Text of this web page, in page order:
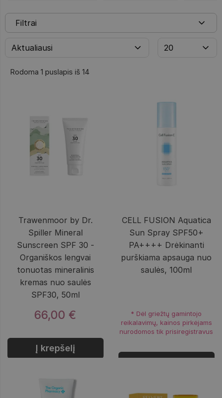
Rodoma 1 puslapis iš 14
Filtrai
Trawenmoor by Dr.
Spiller Mineral
Sunscreen SPF 30 -
Organiškos lengvai
tonuotas mineralinis
kremas nuo saulės
SPF30, 50ml
66,00 €
Į krepšelį
CELL FUSION Aquatica
Sun Spray SPF50+
PA++++ Drėkinanti
purškiama apsauga nuo
saulės, 100ml
* Dėl griežtų gamintojo
reikalavimų, kainos pirkėjams
nurodomos tik prisiregistravus